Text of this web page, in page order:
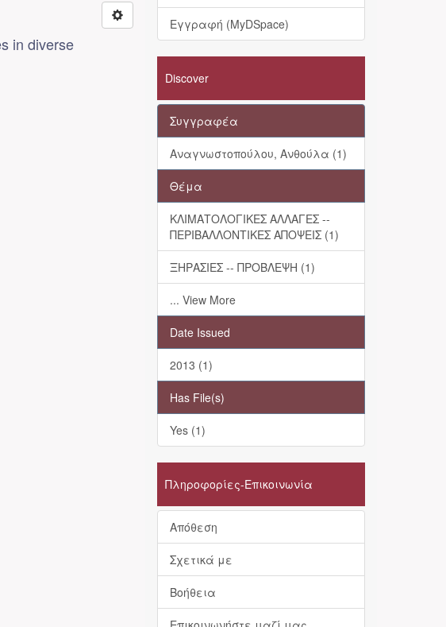
in diverse
Εγγραφή (MyDSpace)
Discover
Συγγραφέα
Αναγνωστοπούλου, Ανθούλα (1)
Θέμα
ΚΛΙΜΑΤΟΛΟΓΙΚΕΣ ΑΛΛΑΓΕΣ --
ΠΕΡΙΒΑΛΛΟΝΤΙΚΕΣ ΑΠΟΨΕΙΣ (1)
ΞΗΡΑΣΙΕΣ -- ΠΡΟΒΛΕΨΗ (1)
... View More
Date Issued
2013 (1)
Has File(s)
Yes (1)
Πληροφορίες-Επικοινωνία
Απόθεση
Σχετικά με
Βοήθεια